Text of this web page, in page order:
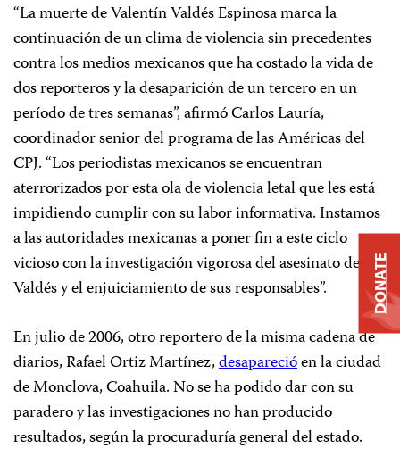
“La muerte de Valentín Valdés Espinosa marca la
continuación de un clima de violencia sin precedentes
contra los medios mexicanos que ha costado la vida de
dos reporteros y la desaparición de un tercero en un
período de tres semanas”, afirmó Carlos Lauría,
coordinador senior del programa de las Américas del
CPJ. “Los periodistas mexicanos se encuentran
aterrorizados por esta ola de violencia letal que les está
impidiendo cumplir con su labor informativa. Instamos
a las autoridades mexicanas a poner fin a este ciclo
vicioso con la investigación vigorosa del asesinato de
Valdés y el enjuiciamiento de sus responsables”.
En julio de 2006, otro reportero de la misma cadena de
diarios, Rafael Ortiz Martínez,desaparecióen la ciudad
de Monclova, Coahuila. No se ha podido dar con su
paradero y las investigaciones no han producido
resultados, según la procuraduría general del estado.
DONATE